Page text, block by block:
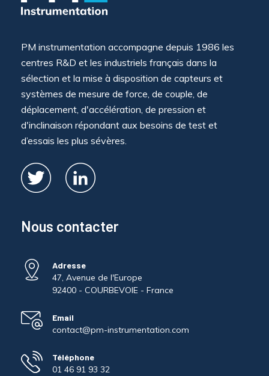
PM instrumentation accompagne depuis 1986 les
centres R&D et les industriels français dans la
sélection et la mise à disposition de capteurs et
systèmes de mesure de force, de couple, de
déplacement, d'accélération, de pression et
d'inclinaison répondant aux besoins de test et
d’essais les plus sévères.
Nous contacter
Adresse
47, Avenue de l'Europe
92400 - COURBEVOIE - France
Email
contact@pm-instrumentation.com
Téléphone
01 46 91 93 32